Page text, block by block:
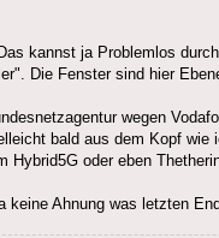
kannst ja Problemlos
Die Fenster sind hier
wegen
bald aus dem Kopf
Hybrid5G oder eben
keine Ahnung was letzten